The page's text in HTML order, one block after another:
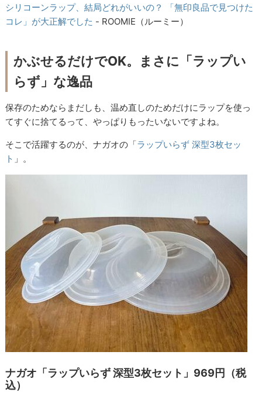
シリコーンラップ、結局どれがいいの？ 「無印良品で見つけた
コレ」が大正解でした - ROOMIE（ルーミー）
かぶせるだけでOK。まさに「ラップい
らず」な逸品
保存のためならまだしも、温め直しのためだけにラップを使っ
てすぐに捨てるって、やっぱりもったいないですよね。
そこで活躍するのが、ナガオの「ラップいらず 深型3枚セッ
ト 」。
ナガオ「ラップいらず 深型3枚セット」969円（税
込）